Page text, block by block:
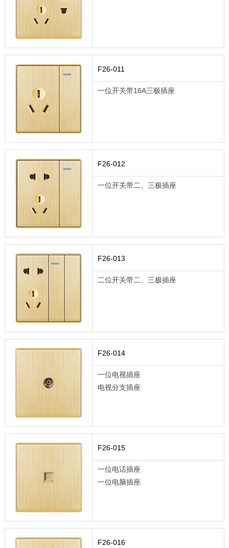
F26-011
一位开关带16A三极插座
F26-012
一位开关带二、三极插座
F26-013
二位开关带二、三极插座
F26-014
一位电视插座
电视分支插座
F26-015
一位电话插座
一位电脑插座
F26-016